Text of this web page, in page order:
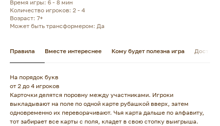
Время игры: 6 - 8 мин
Количество игроков: 2 - 4
Возраст: 7+
Может быть трансформером: Да
Правила Вместе интереснее Кому будет полезна игра
На порядок букв
от 2 до 4 игроков
Карточки делятся поровну между участниками. Игроки
выкладывают на поле по одной карте рубашкой вверх, затем
одновременно их переворачивают. Чья карта дальше по алфавиту,
тот забирает все карты с поля, кладет в свою стопку выигрыша.